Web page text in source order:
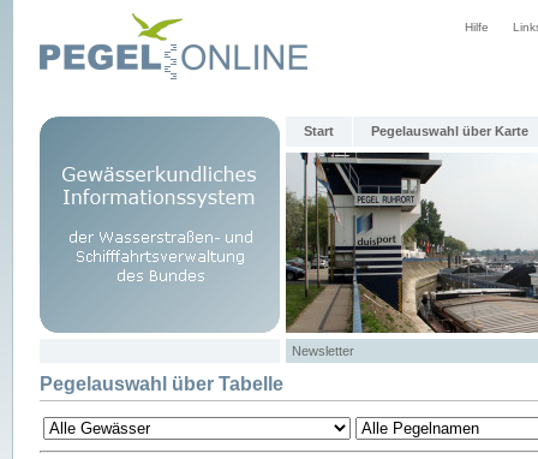
Hilfe
Start Pegelauswahl über Karte
Newsletter
Pegelauswahl über Tabelle